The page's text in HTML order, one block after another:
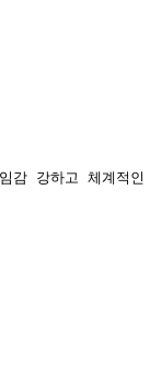
감 강하고 체계적